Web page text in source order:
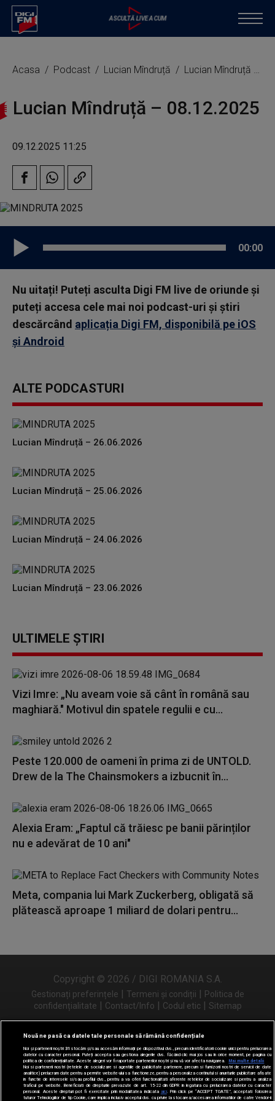
Acasa Podcast Lucian Mîndruță Lucian Mîndruță – 08.12.2025
Lucian Mîndruță – 08.12.2025
09.12.2025 11:25
00:00
Nu uitați! Puteți asculta Digi FM live de oriunde și
puteți accesa cele mai noi podcast-uri și știri
descărcând aplicația Digi FM, disponibilă pe iOS
și Android
ALTE PODCASTURI
Lucian Mîndruță – 26.06.2026
Lucian Mîndruță – 25.06.2026
Lucian Mîndruță – 24.06.2026
Lucian Mîndruță – 23.06.2026
ULTIMELE ȘTIRI
Vizi Imre: „Nu aveam voie să cânt în română sau
maghiară." Motivul din spatele regulii e cu...
Peste 120.000 de oameni în prima zi de UNTOLD.
Drew de la The Chainsmokers a izbucnit în...
Alexia Eram: „Faptul că trăiesc pe banii părinților
nu e adevărat de 10 ani"
Meta, compania lui Mark Zuckerberg, obligată să
plătească aproape 1 miliard de dolari pentru...
Copyright © 2026 / DIGI ROMANIA S.A.
Gestionați preferințele | Termeni și condiții | Politica de
confidențialitate | Contact/Info | Codul etic | Sitemap
Urmărește-ne și pe
Nouă ne pasă ca datele tale personale să rămână confidențiale
Noi și partenerii noștri31 stocăm și/sau accesăm informații pe dispozitivul dvs., precum identificatorii cookie unici pentru prelucrarea
datelor cu caracter personal. Puteți accepta sau gestiona alegerile dvs. făcând clic mai jos sau în orice moment, pe pagina cu
politica de confidențialitate. Aceste alegeri vor fi raportate partenerilor noștri și nu vă vor afecta navigarea.
Mai multe detalii
Noi si partenerii nostri (retelele de socializare si agentiile de publicitate partenere, precum si furnizorii nostri de servicii de date
analitice) prelucram date pentru a permite website-ului sa functioneze, pentru a personaliza continutul si anunturile publicitare afisate
in functie de interesele si/sau profilul dvs., pentru a va oferi functionalitati aferente retelelor de socializare si pentru a analiza
traficul pe website. Beneficiati de drepturile prevazute de art. 15-22 din GDPR in legatura cu prelucrarea datelor cu caracter
personal. Aceste drepturi pot fi exercitate prin modalitatea indicata aici. Prin click pe “ACCEPT TOATE”, acceptati folosirea
tuturor Tehnologiilor de tip Cookie, care implica inclusiv acceptul dvs. cu privire la stocarea/accesarea informatiilor de catre Vendor-ii